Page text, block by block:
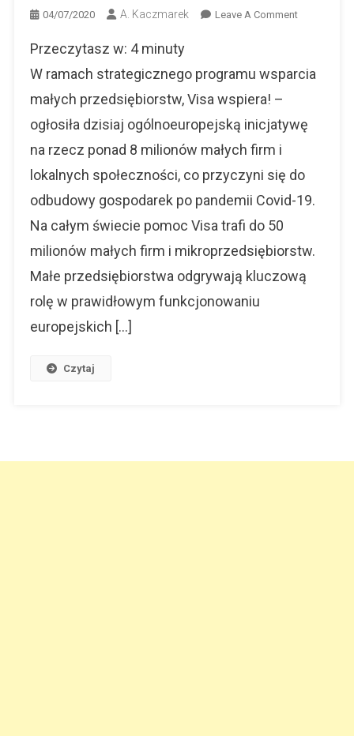
04/07/2020 A. Kaczmarek Leave A CommentOn
Ożywienie
Europie
Przeczytasz w: 4 minuty
W ramach strategicznego programu wsparcia
małych przedsiębiorstw, Visa wspiera! –
ogłosiła dzisiaj ogólnoeuropejską inicjatywę
na rzecz ponad 8 milionów małych firm i
lokalnych społeczności, co przyczyni się do
odbudowy gospodarek po pandemii Covid-19.
Na całym świecie pomoc Visa trafi do 50
milionów małych firm i mikroprzedsiębiorstw.
Małe przedsiębiorstwa odgrywają kluczową
rolę w prawidłowym funkcjonowaniu
europejskich […]
Czytaj